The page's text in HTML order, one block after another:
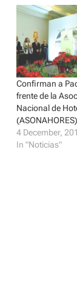
Confirman a
frente de la
Nacional de
(ASONAHORES)
4 December,
In "Noticias"